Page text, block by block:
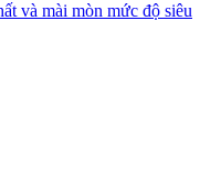
và mài mòn mức độ siêu